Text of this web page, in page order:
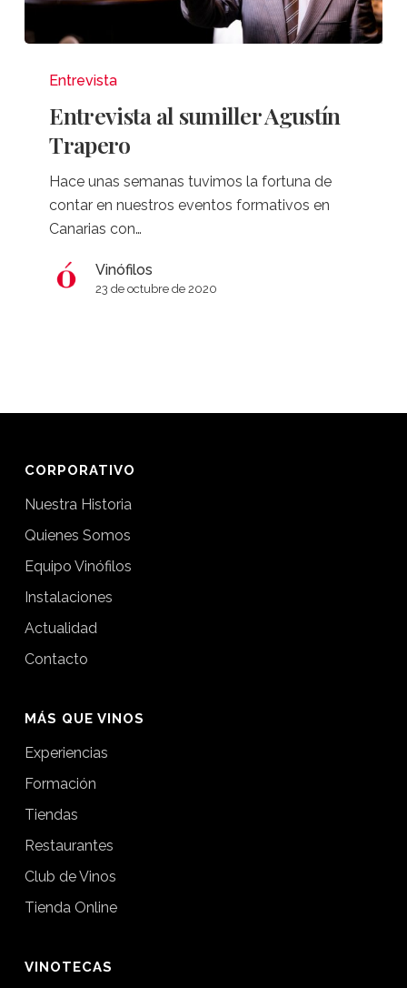
Agustín
Trapero
Entrevista
Entrevista al sumiller Agustín
Trapero
Hace unas semanas tuvimos la fortuna de
contar en nuestros eventos formativos en
Canarias con…
Vinófilos
23 de octubre de 2020
CORPORATIVO
Nuestra Historia
Quienes Somos
Equipo Vinófilos
Instalaciones
Actualidad
Contacto
MÁS QUE VINOS
Experiencias
Formación
Tiendas
Restaurantes
Club de Vinos
Tienda Online
VINOTECAS